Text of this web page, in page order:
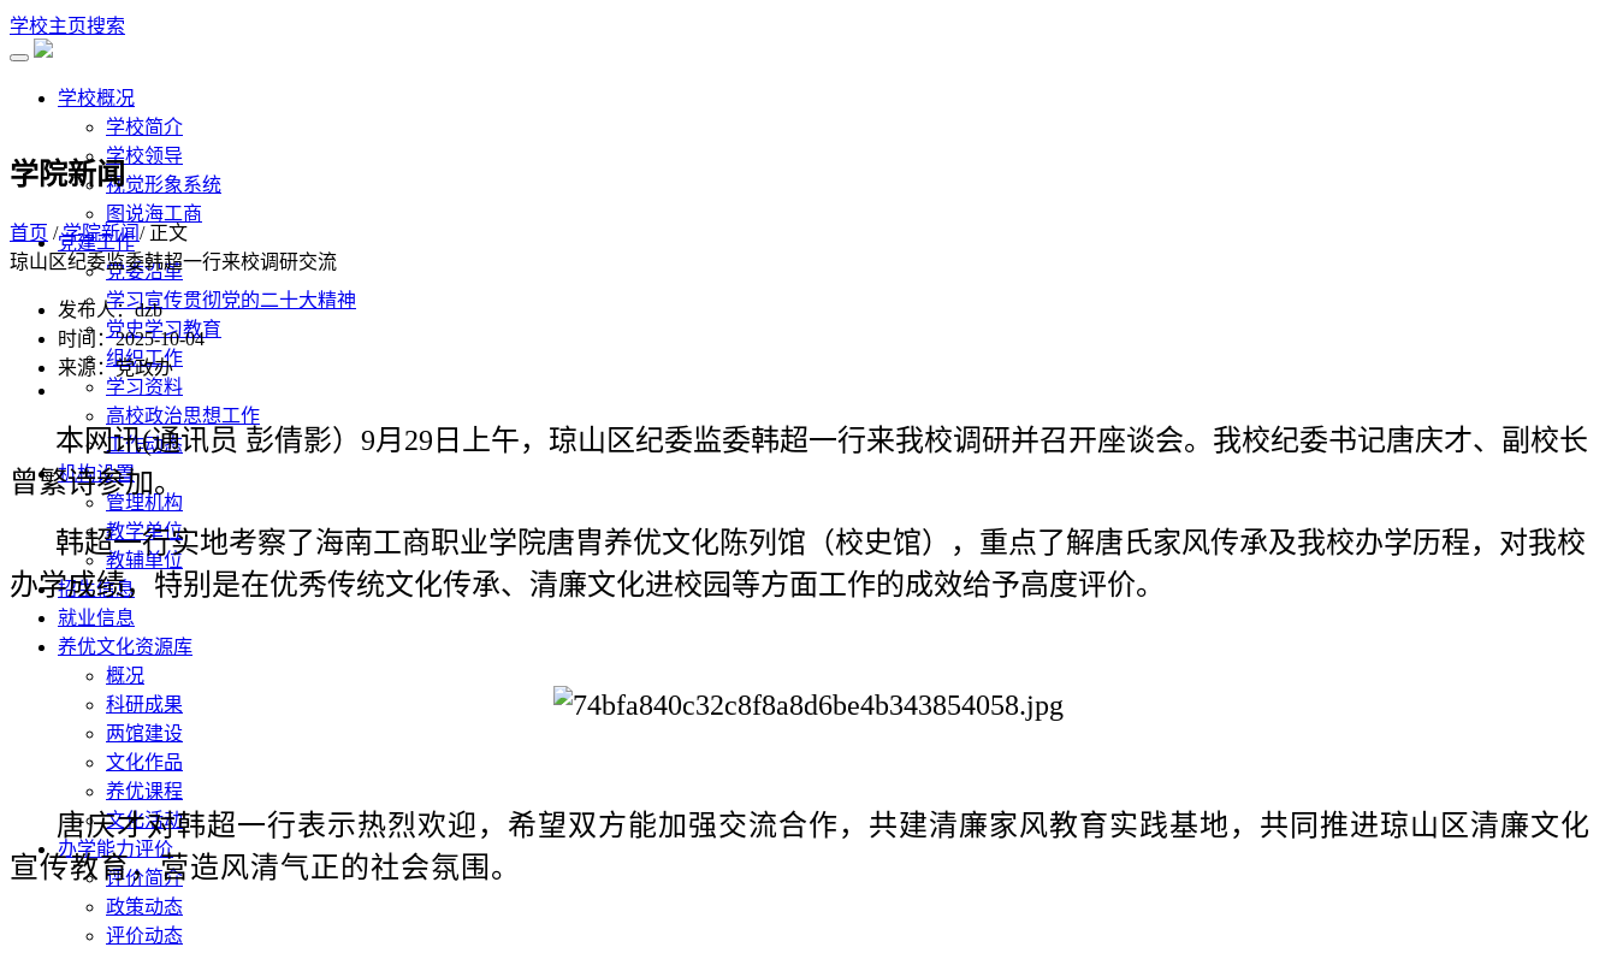
学校主页搜索
学校概况
学校简介
学校领导
视觉形象系统
图说海工商
党建工作
党委沿革
学习宣传贯彻党的二十大精神
党史学习教育
组织工作
学习资料
高校政治思想工作
工作动态
机构设置
管理机构
教学单位
教辅单位
招生信息
就业信息
养优文化资源库
概况
科研成果
两馆建设
文化作品
养优课程
文化活动
办学能力评价
评价简介
政策动态
评价动态
学院新闻
首页 /学院新闻/ 正文
琼山区纪委监委韩超一行来校调研交流
发布人：dzb
时间：2025-10-04
来源：党政办
本网讯(通讯员 彭倩影）9月29日上午，琼山区纪委监委韩超一行来我校调研并召开座谈会。我校纪委书记唐庆才、副校长
曾繁诗参加。
韩超一行实地考察了海南工商职业学院唐胄养优文化陈列馆（校史馆），重点了解唐氏家风传承及我校办学历程，对我校
办学成绩，特别是在优秀传统文化传承、清廉文化进校园等方面工作的成效给予高度评价。
唐庆才对韩超一行表示热烈欢迎，希望双方能加强交流合作，共建清廉家风教育实践基地，共同推进琼山区清廉文化
宣传教育，营造风清气正的社会氛围。